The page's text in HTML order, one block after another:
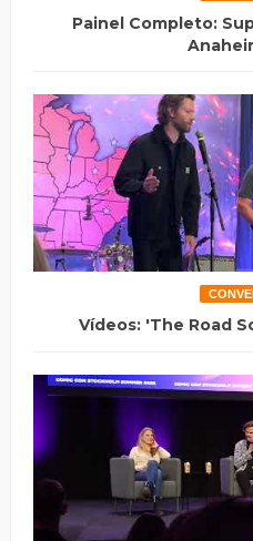
Painel Completo:
Vídeos: 'The Road